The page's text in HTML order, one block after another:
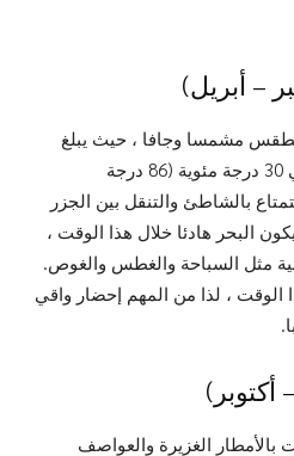
– أبريل)
مشمسا وجافا ، حيث يبلغ
متوسط درجات الحرارة حوالي 30 درجة مئوية (86 درجة
بالشاطئ والتنقل بين الجزر
البحر هادئا خلال هذا الوقت ،
مثل السباحة والغطس والغوص.
، لذا من المهم إحضار واقي
أكتوبر)
الغزيرة والعواصف